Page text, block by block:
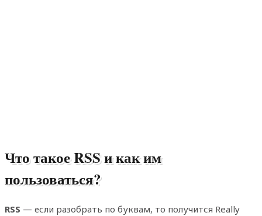
Что такое RSS и как им
пользоваться?
RSS — если разобрать по буквам, то получится Really